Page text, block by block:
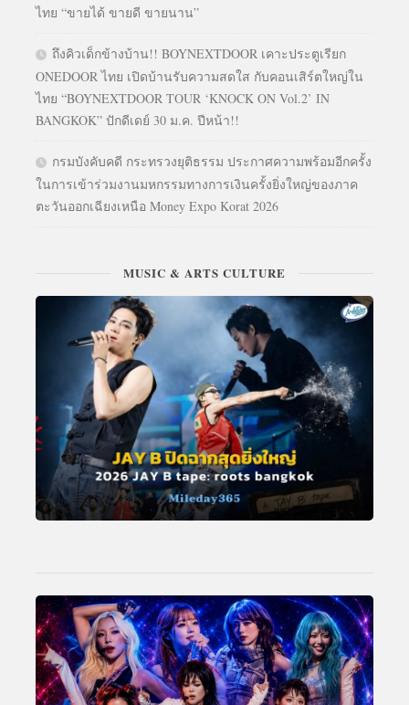
ไทย “ขายได้ ขายดี ขายนาน”
ถึงคิวเด็กข้างบ้าน!! BOYNEXTDOOR เคาะประตูเรียก
ONEDOOR ไทย เปิดบ้านรับความสดใส กับคอนเสิร์ตใหญ่ใน
ไทย “BOYNEXTDOOR TOUR ‘KNOCK ON Vol.2’ IN
BANGKOK” ปักดีเดย์ 30 ม.ค. ปีหน้า!!
กรมบังคับคดี กระทรวงยุติธรรม ประกาศความพร้อมอีกครั้ง
ในการเข้าร่วมงานมหกรรมทางการเงินครั้งยิ่งใหญ่ของภาค
ตะวันออกเฉียงเหนือ Money Expo Korat 2026
MUSIC & ARTS CULTURE